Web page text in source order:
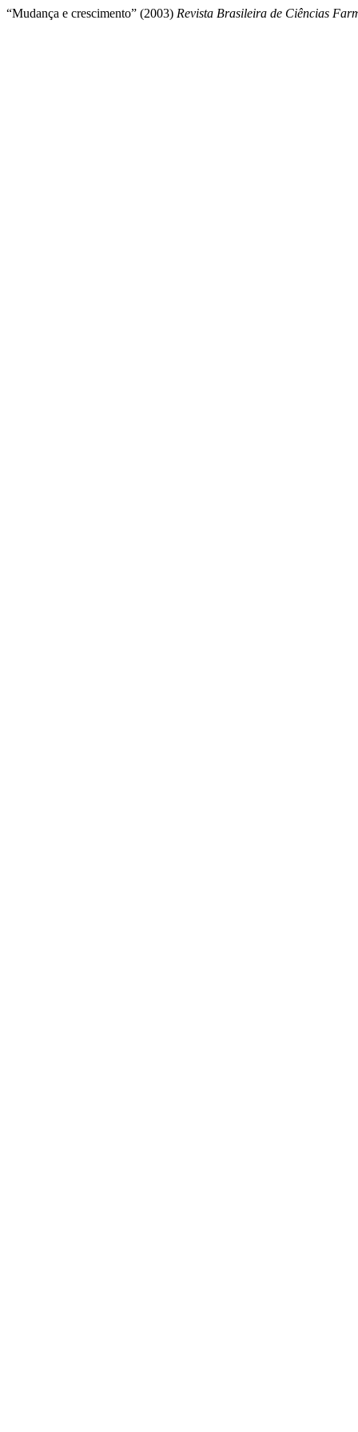
“Mudança e crescimento” (2003) Revista Brasileira de Ciências